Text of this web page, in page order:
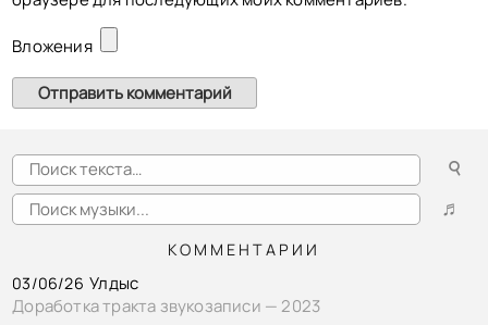
Вложения
☌
♬
КОММЕНТАРИИ
03/06/26 Улдыс
Доработка тракта звукозаписи — 2023